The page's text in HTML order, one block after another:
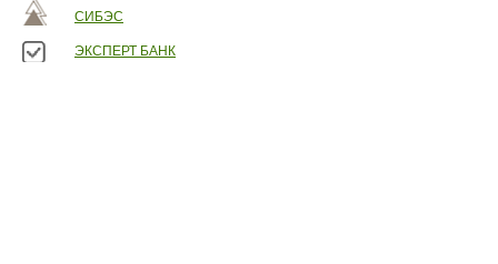
СИБЭС
ЭКСПЕРТ БАНК